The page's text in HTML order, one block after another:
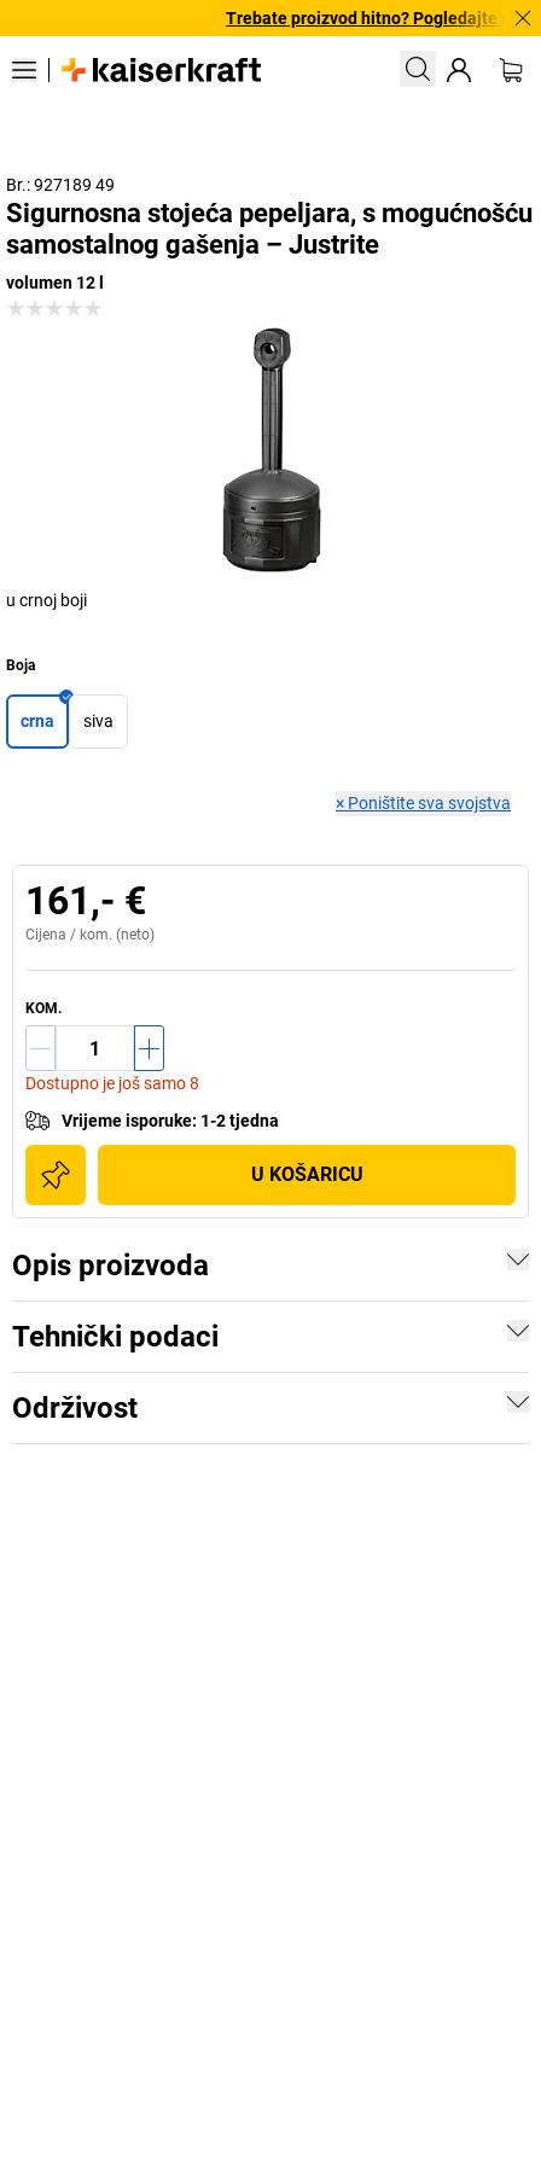
Trebate proizvod hitno? Pogledajte našu
Br.: 927189 49
Sigurnosna stojeća pepeljara, s mogućnošću
samostalnog gašenja – Justrite
volumen 12 l
u crnoj boji
Boja
crna siva
× Poništite sva svojstva
161,- €
Cijena / kom. (neto)
KOM.
Dostupno je još samo 8
Vrijeme isporuke: 1-2 tjedna
U KOŠARICU
Opis proizvoda
Tehnički podaci
Održivost